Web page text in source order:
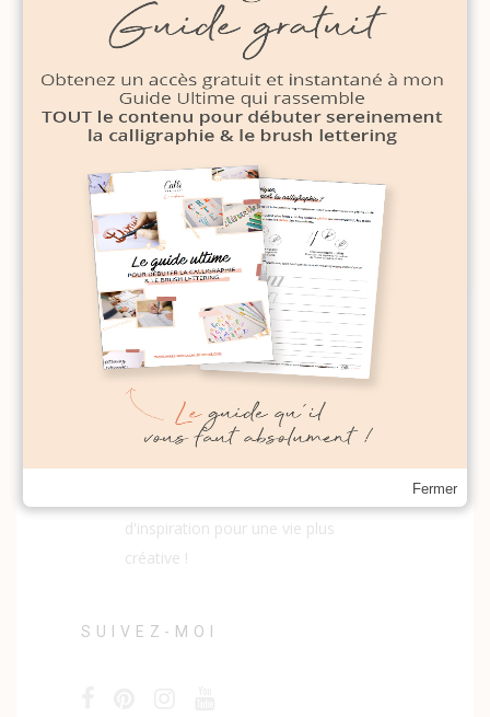
Bienvenue sur le blog du Studio
Calligraphique. Découvrez-y tous
les conseils pour débuter la
calligraphie ou le lettering mais
d'inspiration pour une vie plus
créative !
SUIVEZ-MOI
Fermer